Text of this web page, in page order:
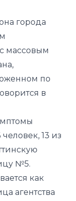
города
массовым
по
в
13 из
№5.
как
агентства